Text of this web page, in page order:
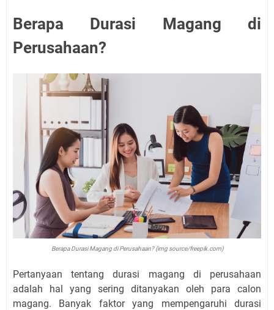
Berapa Durasi Magang di
Perusahaan?
Berapa Durasi Magang di Perusahaan? (img source/freepik.com)
Pertanyaan tentang durasi magang di perusahaan
adalah hal yang sering ditanyakan oleh para calon
magang. Banyak faktor yang mempengaruhi durasi